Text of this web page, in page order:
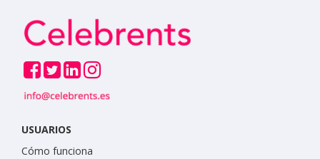
USUARIOS
Cómo funciona